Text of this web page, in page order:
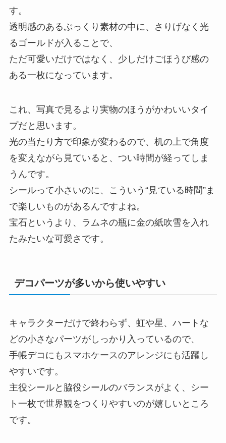
す。
透明感のあるぷっくり素材の中に、さりげなく光
るゴールドが入ることで、
ただ可愛いだけではなく、少しだけごほうび感の
ある一枚になっています。
これ、写真で見るより実物のほうがかわいいタイ
プだと思います。
光の当たり方で印象が変わるので、机の上で角度
を変えながら見ていると、つい時間が経ってしま
うんです。
シールって小さいのに、こういう“見ている時間”ま
で楽しいものがあるんですよね。
宝石というより、ラムネの瓶に金の紙吹雪を入れ
たみたいな可愛さです。
デコパーツが多いから使いやすい
キャラクターだけで終わらず、虹や星、ハートな
どの小さなパーツがしっかり入っているので、
手帳デコにもスマホケースのアレンジにも活躍し
やすいです。
主役シールと脇役シールのバランスがよく、シー
ト一枚で世界観をつくりやすいのが嬉しいところ
です。